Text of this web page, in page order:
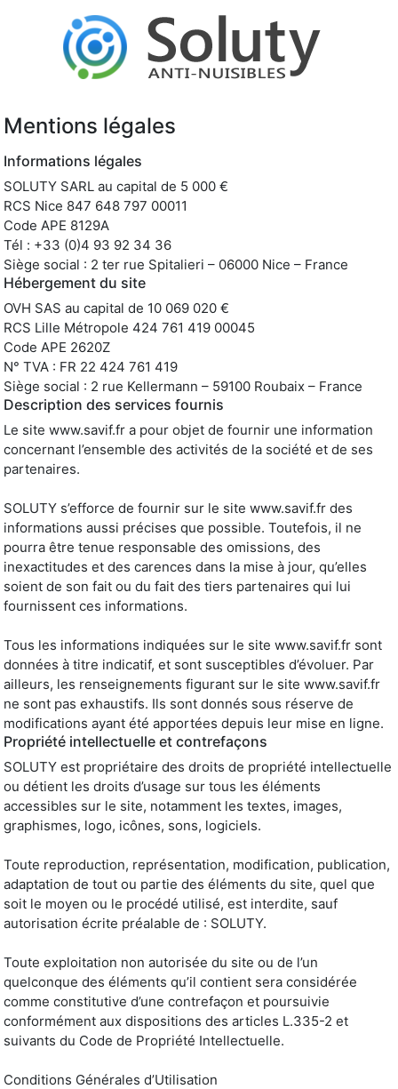
Mentions légales
Informations légales
SOLUTY SARL au capital de 5 000 €
RCS Nice 847 648 797 00011
Code APE 8129A
Tél : +33 (0)4 93 92 34 36
Siège social : 2 ter rue Spitalieri – 06000 Nice – France
Hébergement du site
OVH SAS au capital de 10 069 020 €
RCS Lille Métropole 424 761 419 00045
Code APE 2620Z
N° TVA : FR 22 424 761 419
Siège social : 2 rue Kellermann – 59100 Roubaix – France
Description des services fournis
Le site www.savif.fr a pour objet de fournir une information
concernant l’ensemble des activités de la société et de ses
partenaires.
SOLUTY s’efforce de fournir sur le site www.savif.fr des
informations aussi précises que possible. Toutefois, il ne
pourra être tenue responsable des omissions, des
inexactitudes et des carences dans la mise à jour, qu’elles
soient de son fait ou du fait des tiers partenaires qui lui
fournissent ces informations.
Tous les informations indiquées sur le site www.savif.fr sont
données à titre indicatif, et sont susceptibles d’évoluer. Par
ailleurs, les renseignements figurant sur le site www.savif.fr
ne sont pas exhaustifs. Ils sont donnés sous réserve de
modifications ayant été apportées depuis leur mise en ligne.
Propriété intellectuelle et contrefaçons
SOLUTY est propriétaire des droits de propriété intellectuelle
ou détient les droits d’usage sur tous les éléments
accessibles sur le site, notamment les textes, images,
graphismes, logo, icônes, sons, logiciels.
Toute reproduction, représentation, modification, publication,
adaptation de tout ou partie des éléments du site, quel que
soit le moyen ou le procédé utilisé, est interdite, sauf
autorisation écrite préalable de : SOLUTY.
Toute exploitation non autorisée du site ou de l’un
quelconque des éléments qu’il contient sera considérée
comme constitutive d’une contrefaçon et poursuivie
conformément aux dispositions des articles L.335-2 et
suivants du Code de Propriété Intellectuelle.
Conditions Générales d’Utilisation